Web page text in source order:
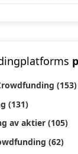
(153)
(131)
av aktier (105)
(62)